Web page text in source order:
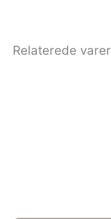
Relaterede varer